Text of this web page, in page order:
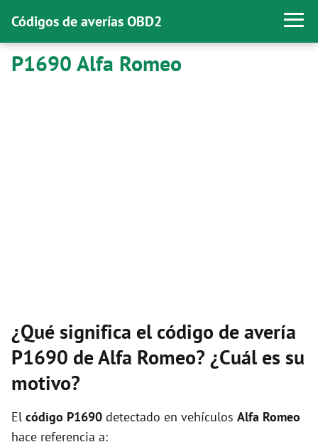
Códigos de averías OBD2
P1690 Alfa Romeo
¿Qué significa el código de avería
P1690 de Alfa Romeo? ¿Cuál es su
motivo?
El código P1690 detectado en vehículos Alfa Romeo
hace referencia a: